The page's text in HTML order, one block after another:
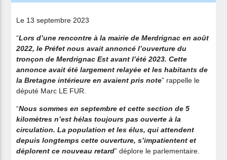
Le 13 septembre 2023
“Lors d’une rencontre à la mairie de Merdrignac en août
2022, le Préfet nous avait annoncé l’ouverture du
tronçon de Merdrignac Est avant l’été 2023. Cette
annonce avait été largement relayée et les habitants de
la Bretagne intérieure en avaient pris note” rappelle le
député Marc LE FUR.
“Nous sommes en septembre et cette section de 5
kilomètres n’est hélas toujours pas ouverte à la
circulation. La population et les élus, qui attendent
depuis longtemps cette ouverture, s’impatientent et
déplorent ce nouveau retard” déplore le parlementaire.